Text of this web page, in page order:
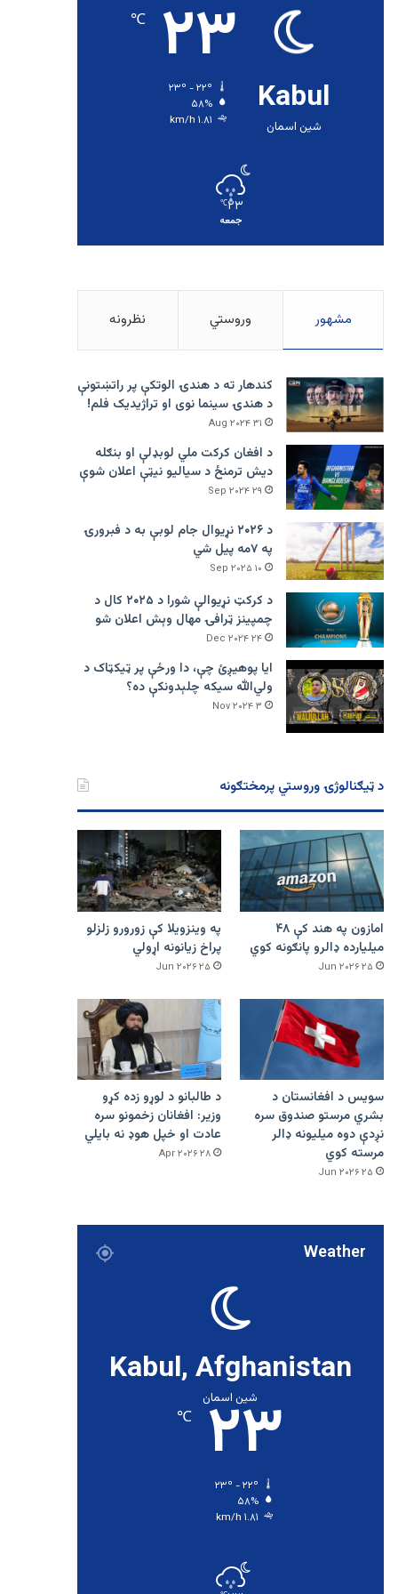
Kabul
شین اسمان
۲۳ ℃
۵۸%
۱.۸۱ km/h
۲۳℃
جمعه
مشهور وروستي نظرونه
کندهار ته د هندۍ الوتکې پر راتښتونې
د هندۍ سینما نوی او تراژيديک فلم!
۳۱ Aug ۲۰۲۴
د افغان کرکت ملي لوبډلې او بنګله
دیش ترمنځ د سیالیو نیټې اعلان شوې
۲۹ Sep ۲۰۲۴
د ۲۰۲۶ نړیوال جام لوبې به د فبرورۍ
په ۷مه پیل شي
۱۰ Sep ۲۰۲۵
د کرکټ نړیوالې شورا د ۲۰۲۵ کال د
چمپینز ټرافۍ مهال وېش اعلان شو
۲۴ Dec ۲۰۲۴
ایا پوهیږئ چې، دا ورځې پر ټيکټاک د
ولي‌الله سیکه چلېدونکې ده؟
۳ Nov ۲۰۲۴
د ټیګنالوژۍ وروستي پرمختګونه
امازون په هند کې ۴۸
میلیارده ډالرو پانګونه کوي
۲۵ Jun ۲۰۲۶
په وینزویلا کې زورورو زلزلو
پراخ زیانونه اړولي
۲۵ Jun ۲۰۲۶
سویس د افغانستان د
بشري مرستو صندوق سره
نږدې دوه میلیونه ډالر
مرسته کوي
۲۵ Jun ۲۰۲۶
د طالبانو د لوړو زده کړو
وزیر: افغانان زخمونو سره
عادت او خپل هوډ نه بایلي
۲۸ Apr ۲۰۲۶
Weather
Kabul, Afghanistan
شین اسمان
۲۳ ℃
۵۸%
۱.۸۱ km/h